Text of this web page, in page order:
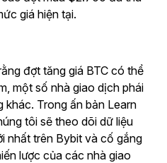
giá hiện tại.
đợt tăng giá BTC có thể
một số nhà giao dịch phái
Trong ấn bản Learn
tôi sẽ theo dõi dữ liệu
nhất trên Bybit và cố gắng
lược của các nhà giao